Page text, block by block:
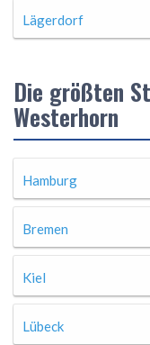
Lägerdorf
Die größten
Westerhorn
Hamburg
Bremen
Kiel
Lübeck